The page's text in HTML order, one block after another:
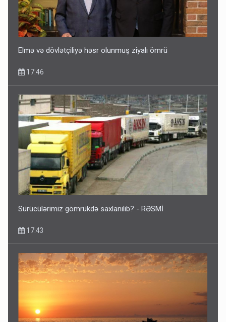
Elmə və dövlətçiliyə həsr olunmuş ziyalı ömrü
17:46
Sürücülərimiz gömrükdə saxlanılıb? - RƏSMİ
17:43